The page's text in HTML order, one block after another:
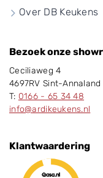
Over DB Keukens
Bezoek onze
Ceciliaweg 4
4697RV Sint-Annaland
T: 0166 - 65 34 48
info@ardikeukens.nl
Klantwaardering